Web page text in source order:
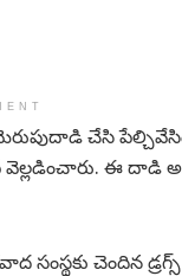
మెరుపుదాడి చేసి
వెల్లడించారు. ఈ
సంస్థకు చెందిన